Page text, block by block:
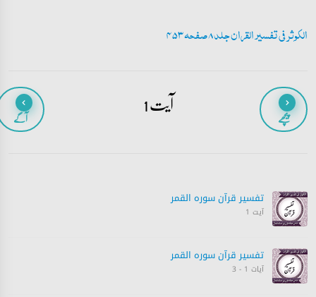
الکوثر فی تفسیر القران جلد 8 صفحہ 453
پیچھے آیت 1 آگے
تفسیر قرآن سورہ ‎القمر
آیت 1
تفسیر قرآن سورہ ‎القمر
آیات 1 - 3